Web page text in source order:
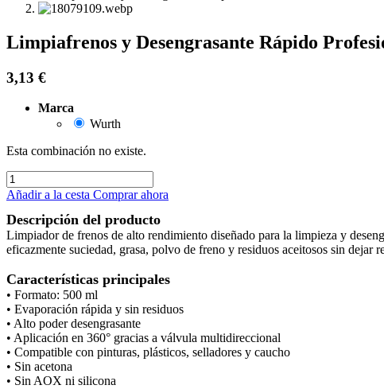
Limpiafrenos y Desengrasante Rápido
3,13 €
Marca
Wurth
Esta combinación no existe.
Añadir a la cesta Comprar ahora
Descripción del producto
Limpiador de frenos de alto rendimiento diseñado para la limpieza y
eficazmente suciedad, grasa, polvo de freno y residuos aceitosos sin dejar
Características principales
• Formato: 500 ml
• Evaporación rápida y sin residuos
• Alto poder desengrasante
• Aplicación en 360° gracias a válvula multidireccional
• Compatible con pinturas, plásticos, selladores y caucho
• Sin acetona
• Sin AOX ni silicona